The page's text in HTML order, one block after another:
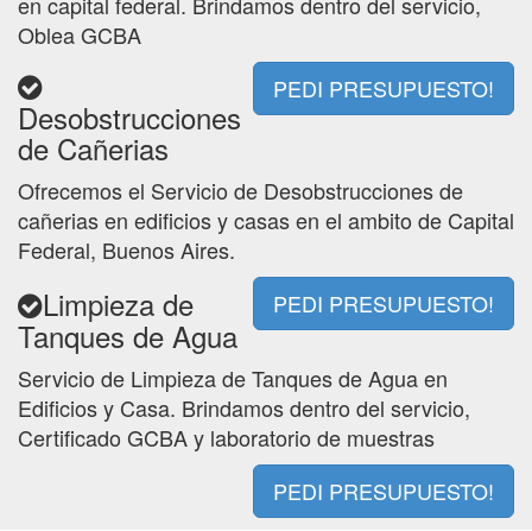
Oblea GCBA
PEDI PRESUPUESTO!
Desobstrucciones
de Cañerias
Ofrecemos el Servicio de Desobstrucciones de
cañerias en edificios y casas en el ambito de Capital
Federal, Buenos Aires.
PEDI PRESUPUESTO!
Limpieza de
Tanques de Agua
Servicio de Limpieza de Tanques de Agua en
Edificios y Casa. Brindamos dentro del servicio,
Certificado GCBA y laboratorio de muestras
PEDI PRESUPUESTO!